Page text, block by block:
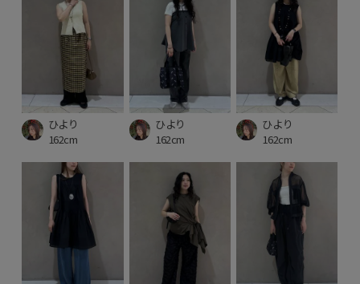
ひより
162cm
ひより
162cm
ひより
162cm